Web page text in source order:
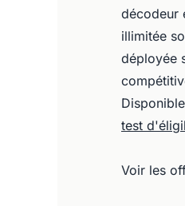
décodeur
illimitée
déployée
test
Voir les